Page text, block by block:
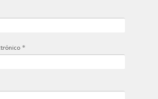
*